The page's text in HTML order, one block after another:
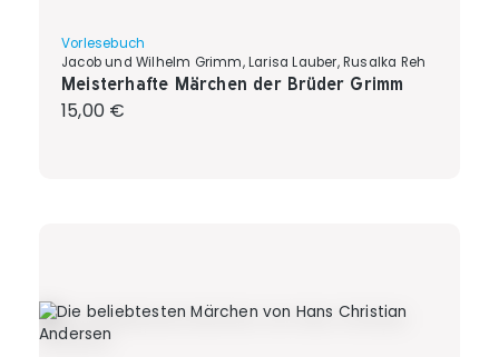
Vorlesebuch
Jacob und Wilhelm Grimm, Larisa Lauber, Rusalka Reh
Meisterhafte Märchen der Brüder Grimm
Regulärer Preis:
15,00 €